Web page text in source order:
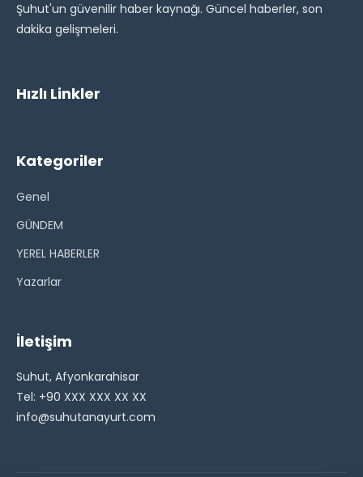
Şuhut'un güvenilir haber kaynağı. Güncel haberler, son
dakika gelişmeleri.
Hızlı Linkler
Kategoriler
Genel
GÜNDEM
YEREL HABERLER
Yazarlar
İletişim
Suhut, Afyonkarahisar
Tel: +90 XXX XXX XX XX
info@suhutanayurt.com